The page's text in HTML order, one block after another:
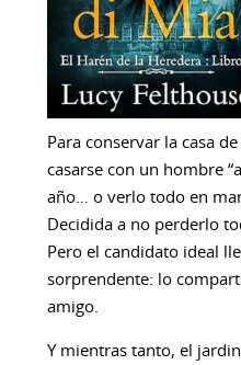
Para conservar la casa
casarse con un hombre
año… o verlo todo en
Decidida a no perderlo
Pero el candidato ideal
sorprendente: lo
amigo.
Y mientras tanto, el